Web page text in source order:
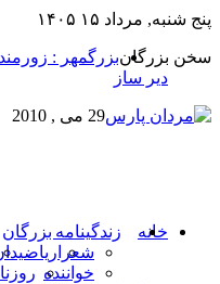
پنج شنبه, مرداد ۱۵ ۱۴۰۵
سخن بزرگانبزرگمهر :
دیر ساز
خانه زندگینامه بزرگان
شعرا
خواننده
29 می , 2010